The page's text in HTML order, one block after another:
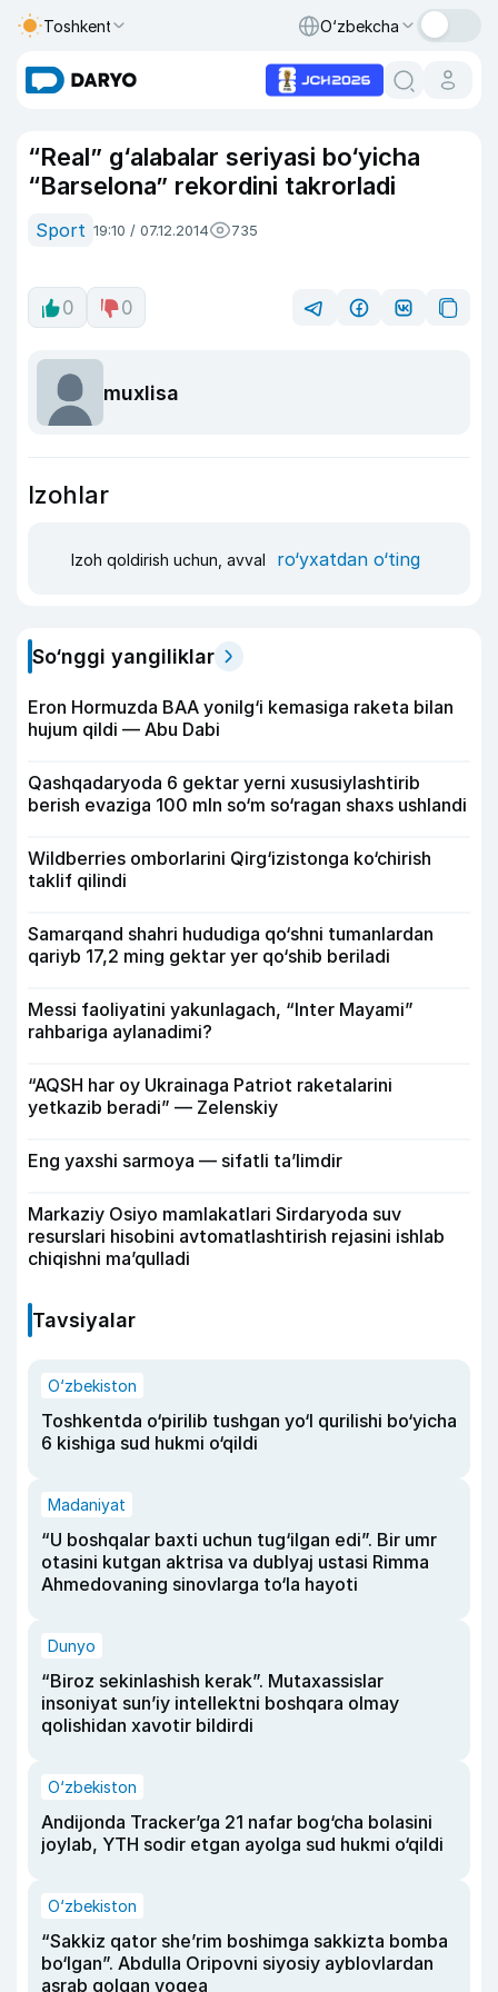
Toshkent O‘zbekcha
“Real” g‘alabalar seriyasi bo‘yicha
“Barselona” rekordini takrorladi
Sport 19:10 / 07.12.2014 735
0 0
muxlisa
Izohlar
Izoh qoldirish uchun, avval ro‘yxatdan o‘ting
So‘nggi yangiliklar
Eron Hormuzda BAA yonilg‘i kemasiga raketa bilan
hujum qildi — Abu Dabi
Qashqadaryoda 6 gektar yerni xususiylashtirib
berish evaziga 100 mln so‘m so‘ragan shaxs ushlandi
Wildberries omborlarini Qirg‘izistonga ko‘chirish
taklif qilindi
Samarqand shahri hududiga qo‘shni tumanlardan
qariyb 17,2 ming gektar yer qo‘shib beriladi
Messi faoliyatini yakunlagach, “Inter Mayami”
rahbariga aylanadimi?
“AQSH har oy Ukrainaga Patriot raketalarini
yetkazib beradi” — Zelenskiy
Eng yaxshi sarmoya — sifatli ta’limdir
Markaziy Osiyo mamlakatlari Sirdaryoda suv
resurslari hisobini avtomatlashtirish rejasini ishlab
chiqishni ma’qulladi
Tavsiyalar
O‘zbekiston
Toshkentda o‘pirilib tushgan yo‘l qurilishi bo‘yicha
6 kishiga sud hukmi o‘qildi
Madaniyat
“U boshqalar baxti uchun tug‘ilgan edi”. Bir umr
otasini kutgan aktrisa va dublyaj ustasi Rimma
Ahmedovaning sinovlarga to‘la hayoti
Dunyo
“Biroz sekinlashish kerak”. Mutaxassislar
insoniyat sun’iy intellektni boshqara olmay
qolishidan xavotir bildirdi
O‘zbekiston
Andijonda Tracker’ga 21 nafar bog‘cha bolasini
joylab, YTH sodir etgan ayolga sud hukmi o‘qildi
O‘zbekiston
“Sakkiz qator she’rim boshimga sakkizta bomba
bo‘lgan”. Abdulla Oripovni siyosiy ayblovlardan
asrab qolgan voqea